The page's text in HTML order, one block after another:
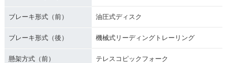
ブレーキ形式（前） 油圧式ディスク
ブレーキ形式（後） 機械式リーディングトレーリング
懸架方式（前） テレスコピックフォーク